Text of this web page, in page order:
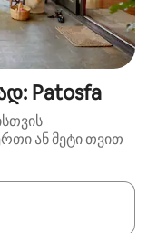
Patosfa
ან მეტი თვით
ნავიგაციისთვის